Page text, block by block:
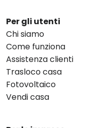
Per gli utenti
Chi siamo
Come funziona
Assistenza clienti
Trasloco casa
Fotovoltaico
Vendi casa